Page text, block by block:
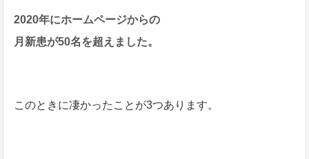
2020年にホームページからの
月新患が50名を超えました。
このときに凄かったことが3つあります。